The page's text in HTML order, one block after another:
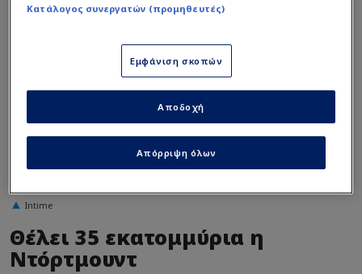
Intime
Θέλει 35 εκατομμύρια η
Ντόρτμουντ
Κατάλογος συνεργατών (προμηθευτές)
Εμφάνιση σκοπών
Απόρριψη όλων
Αποδοχή